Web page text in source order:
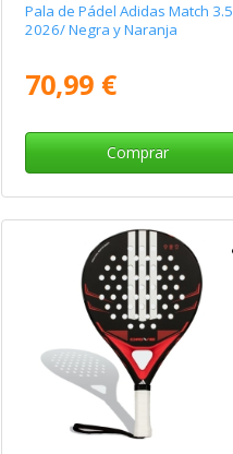
Pala de Pádel Adidas Match 3.5
2026/ Negra y Naranja
70,99 €
Comprar